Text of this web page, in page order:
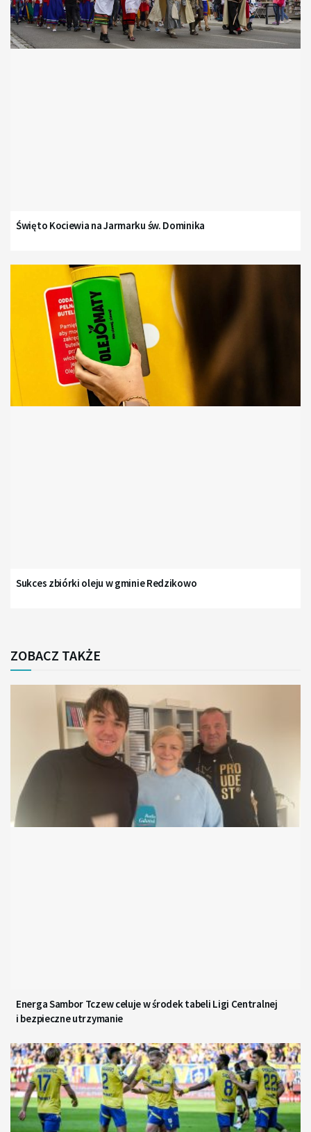
Święto Kociewia na Jarmarku św. Dominika
Sukces zbiórki oleju w gminie Redzikowo
ZOBACZ TAKŻE
Energa Sambor Tczew celuje w środek tabeli Ligi Centralnej
i bezpieczne utrzymanie